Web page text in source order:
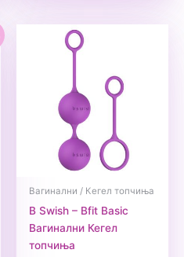
Вагинални / Кегел топчиња
B Swish – Bfit Basic
Вагинални Кегел
топчиња